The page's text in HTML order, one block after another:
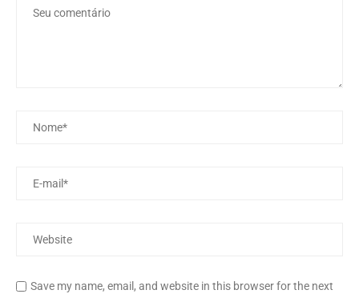
Save my name, email, and website in this browser for the next